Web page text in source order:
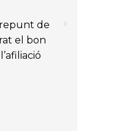
de
el bon